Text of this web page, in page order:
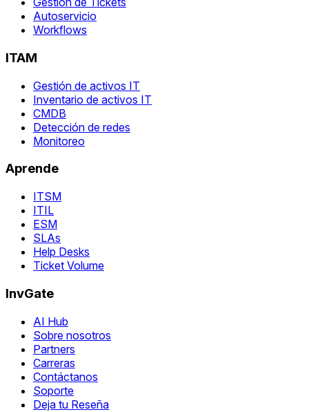
Autoservicio
Workflows
ITAM
Gestión de activos IT
Inventario de activos IT
CMDB
Detección de redes
Monitoreo
Aprende
ITSM
ITIL
ESM
SLAs
Help Desks
Ticket Volume
InvGate
AI Hub
Sobre nosotros
Partners
Carreras
Contáctanos
Soporte
Deja tu Reseña